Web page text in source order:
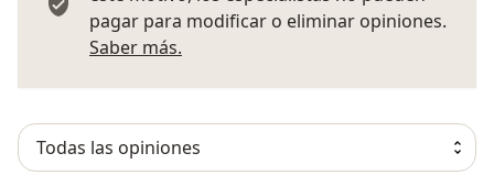
pagar para modificar o eliminar opiniones.
Saber más.